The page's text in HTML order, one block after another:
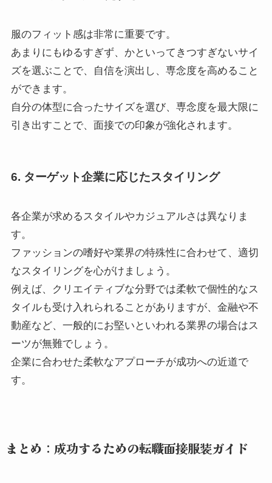
服のフィット感は非常に重要です。
あまりにもゆるすぎず、かといってきつすぎないサイ
ズを選ぶことで、自信を演出し、専念度を高めること
ができます。
自分の体型に合ったサイズを選び、専念度を最大限に
引き出すことで、面接での印象が強化されます。
6. ターゲット企業に応じたスタイリング
各企業が求めるスタイルやカジュアルさは異なりま
す。
ファッションの嗜好や業界の特殊性に合わせて、適切
なスタイリングを心がけましょう。
例えば、クリエイティブな分野では柔軟で個性的なス
タイルも受け入れられることがありますが、金融や不
動産など、一般的にお堅いといわれる業界の場合はス
ーツが無難でしょう。
企業に合わせた柔軟なアプローチが成功への近道で
す。
まとめ：成功するための転職面接服装ガイド